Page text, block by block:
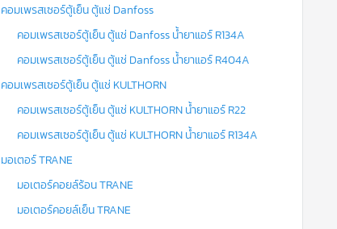
คอมเพรสเซอร์ตู้เย็น ตู้แช่ Danfoss
คอมเพรสเซอร์ตู้เย็น ตู้แช่ Danfoss น้ำยาแอร์ R134A
คอมเพรสเซอร์ตู้เย็น ตู้แช่ Danfoss น้ำยาแอร์ R404A
คอมเพรสเซอร์ตู้เย็น ตู้แช่ KULTHORN
คอมเพรสเซอร์ตู้เย็น ตู้แช่ KULTHORN น้ำยาแอร์ R22
คอมเพรสเซอร์ตู้เย็น ตู้แช่ KULTHORN น้ำยาแอร์ R134A
มอเตอร์ TRANE
มอเตอร์คอยล์ร้อน TRANE
มอเตอร์คอยล์เย็น TRANE